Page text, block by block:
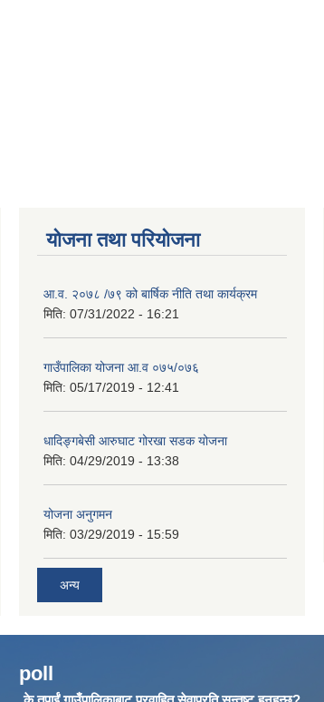
योजना तथा परियोजना
आ.व. २०७८ /७९ को बार्षिक नीति तथा कार्यक्रम
मिति: 07/31/2022 - 16:21
गाउँपालिका योजना आ.व ०७५/०७६
मिति: 05/17/2019 - 12:41
धादिङ्गबेसी आरुघाट गोरखा सडक योजना
मिति: 04/29/2019 - 13:38
योजना अनुगमन
मिति: 03/29/2019 - 15:59
अन्य
poll